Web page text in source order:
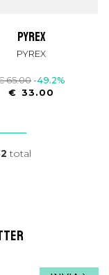
pyrex
PYREX
65.00 -49.2%
€ 33.00
total